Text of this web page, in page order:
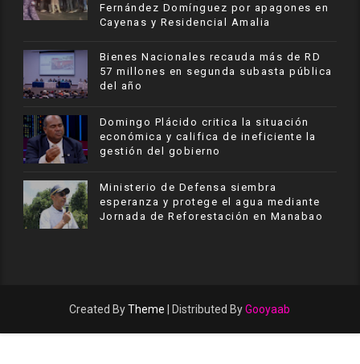
Fernández Domínguez por apagones en
Cayenas y Residencial Amalia
Bienes Nacionales recauda más de RD
57 millones en segunda subasta pública
del año
​Domingo Plácido critica la situación
económica y califica de ineficiente la
gestión del gobierno
Ministerio de Defensa siembra
esperanza y protege el agua mediante
Jornada de Reforestación en Manabao
Created ByTheme | Distributed ByGooyaab